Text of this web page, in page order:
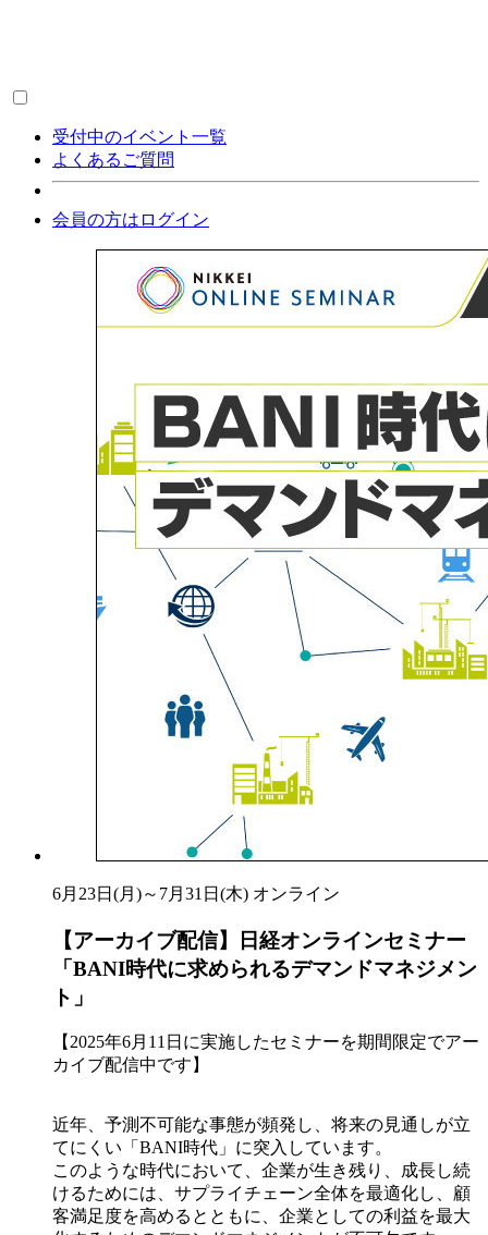
受付中のイベント一覧
よくあるご質問
会員の方はログイン
6月23日(月)～7月31日(木) オンライン
【アーカイブ配信】日経オンラインセミナー
「BANI時代に求められるデマンドマネジメン
ト」
【2025年6月11日に実施したセミナーを期間限定でアー
カイブ配信中です】
近年、予測不可能な事態が頻発し、将来の見通しが立
てにくい「BANI時代」に突入しています。
このような時代において、企業が生き残り、成長し続
けるためには、サプライチェーン全体を最適化し、顧
客満足度を高めるとともに、企業としての利益を最大